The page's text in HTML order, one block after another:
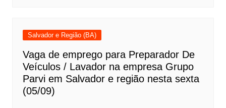
Salvador e Região (BA)
Vaga de emprego para Preparador De
Veículos / Lavador na empresa Grupo
Parvi em Salvador e região nesta sexta
(05/09)